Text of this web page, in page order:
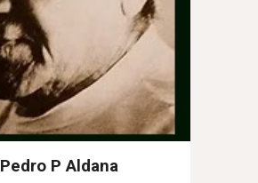
Pedro P Aldana